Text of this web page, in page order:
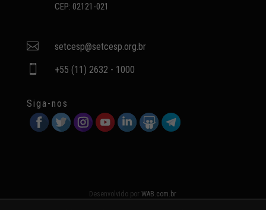
CEP: 02121-021
 setcesp@setcesp.org.br
 +55 (11) 2632 - 1000
Siga-nos
Desenvolvido porWAB.com.br